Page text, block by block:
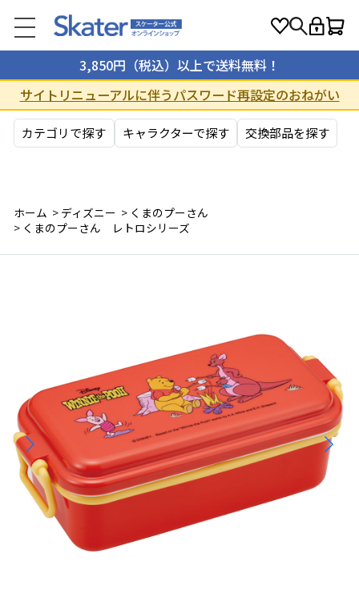
3,850円（税込）以上で送料無料！
サイトリニューアルに伴うパスワード再設定のおねがい
カテゴリで探す キャラクターで探す 交換部品を探す
ホーム > ディズニー > くまのプーさん
> くまのプーさん レトロシリーズ